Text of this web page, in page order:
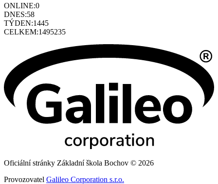
ONLINE:0
DNES:58
TÝDEN:1445
CELKEM:1495235
Oficiální stránky Základní škola Bochov © 2026
Provozovatel Galileo Corporation s.r.o.